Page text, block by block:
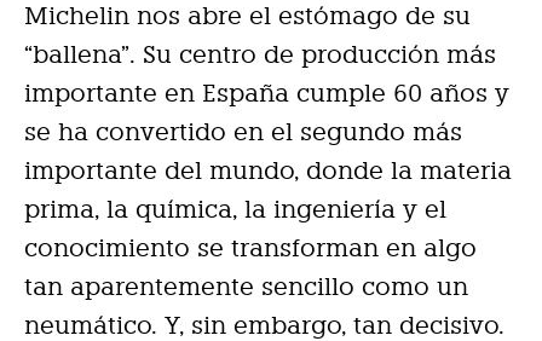
Michelin nos abre el estómago de su
“ballena”. Su centro de producción más
importante en España cumple 60 años y
se ha convertido en el segundo más
importante del mundo, donde la materia
prima, la química, la ingeniería y el
conocimiento se transforman en algo
tan aparentemente sencillo como un
neumático. Y, sin embargo, tan decisivo.